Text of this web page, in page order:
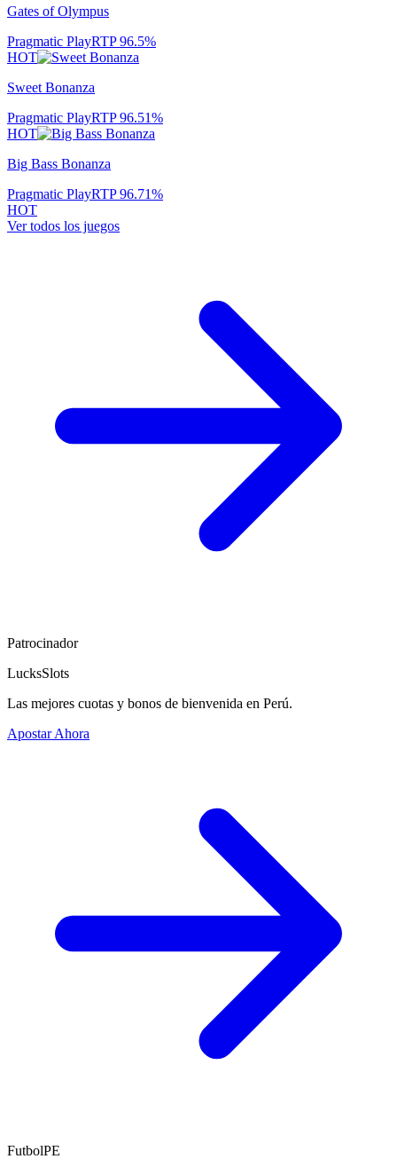
Gates of Olympus
Pragmatic PlayRTP96.5%
HOT
Sweet Bonanza
Pragmatic PlayRTP96.51%
HOT
Big Bass Bonanza
Pragmatic PlayRTP96.71%
HOT
Ver todos los juegos
Patrocinador
LucksSlots
Las mejores cuotas y bonos de bienvenida en Perú.
Apostar Ahora
FutbolPE